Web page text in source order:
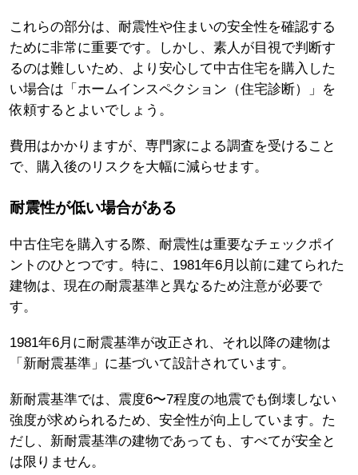
これらの部分は、耐震性や住まいの安全性を確認する
ために非常に重要です。しかし、素人が目視で判断す
るのは難しいため、より安心して中古住宅を購入した
い場合は「ホームインスペクション（住宅診断）」を
依頼するとよいでしょう。
費用はかかりますが、専門家による調査を受けること
で、購入後のリスクを大幅に減らせます。
耐震性が低い場合がある
中古住宅を購入する際、耐震性は重要なチェックポイ
ントのひとつです。特に、1981年6月以前に建てられた
建物は、現在の耐震基準と異なるため注意が必要で
す。
1981年6月に耐震基準が改正され、それ以降の建物は
「新耐震基準」に基づいて設計されています。
新耐震基準では、震度6〜7程度の地震でも倒壊しない
強度が求められるため、安全性が向上しています。た
だし、新耐震基準の建物であっても、すべてが安全と
は限りません。